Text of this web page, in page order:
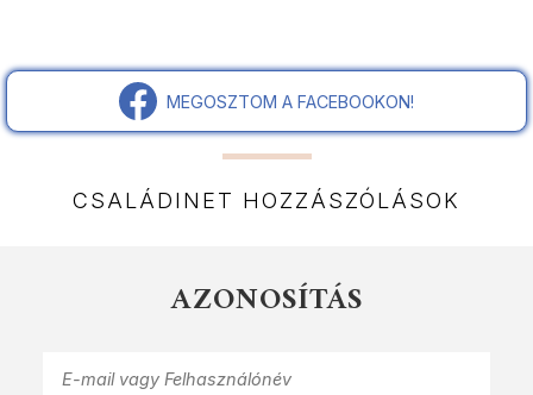
MEGOSZTOM A FACEBOOKON!
CSALÁDINET HOZZÁSZÓLÁSOK
AZONOSÍTÁS